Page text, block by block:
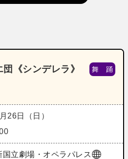
《シンデレラ》 舞 踊
26日（日）
国立劇場・オペラパレス